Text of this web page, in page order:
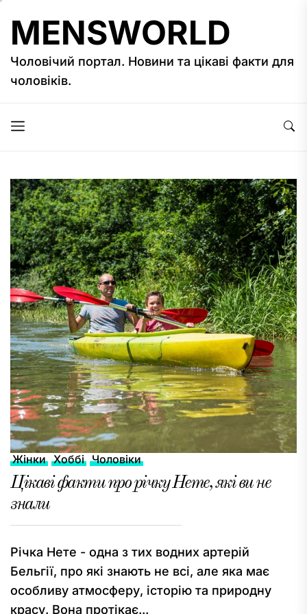
до
вмісту
MENSWORLD
Чоловічий портал. Новини та цікаві факти для
чоловіків.
Жінки Хоббі Чоловіки
Цікаві факти про річку Нете, які ви не
знали
Річка Нете - одна з тих водних артерій
Бельгії, про які знають не всі, але яка має
особливу атмосферу, історію та природну
красу. Вона протікає...